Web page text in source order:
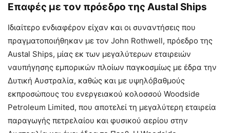
Επαφές με τον πρόεδρο της Austal Ships
Ιδιαίτερο ενδιαφέρον είχαν και οι συναντήσεις που
πραγματοποιήθηκαν με τον John Rothwell, πρόεδρο της
Austal Ships, μίας εκ των μεγαλύτερων εταιρειών
ναυπήγησης εμπορικών πλοίων παγκοσμίως με έδρα την
Δυτική Αυστραλία, καθώς και με υψηλόβαθμούς
εκπροσώπους του ενεργειακού κολοσσού Woodside
Petroleum Limited, που αποτελεί τη μεγαλύτερη εταιρεία
παραγωγής πετρελαίου και φυσικού αερίου στην